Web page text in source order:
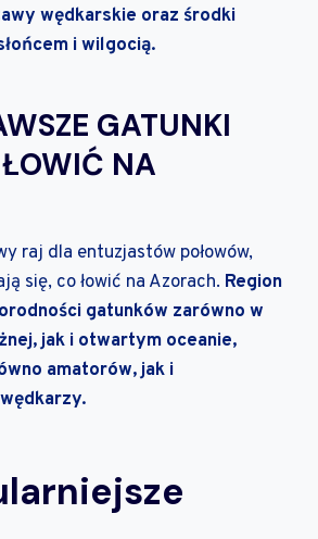
wędkarskie oraz środki
i wilgocią.
GATUNKI
NA
raj dla entuzjastów połowów,
się, co łowić na Azorach. Region
gatunków zarówno w
jak i otwartym oceanie,
amatorów, jak i